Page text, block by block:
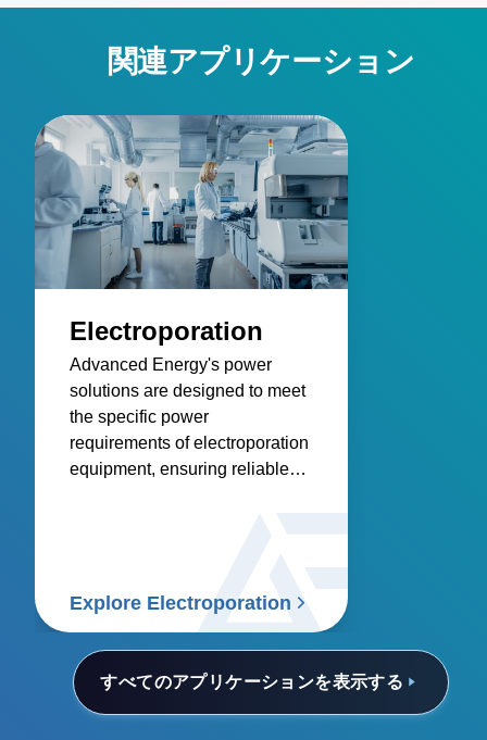
関連アプリケーション
すべてのアプリケーションを表示する
Electroporation
Advanced Energy's power
solutions are designed to meet
the specific power
requirements of electroporation
equipment, ensuring reliable
Explore Electroporation